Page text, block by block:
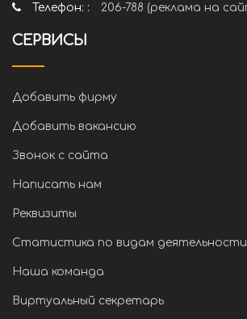
Телефон: :
206-788 (реклама на
СЕРВИСЫ
Добавить фирму
Добавить вакансию
Звонок с сайта
Написать нам
Реквизиты
Статистика по видам деятельности
Наша команда
Виртуальный секретарь